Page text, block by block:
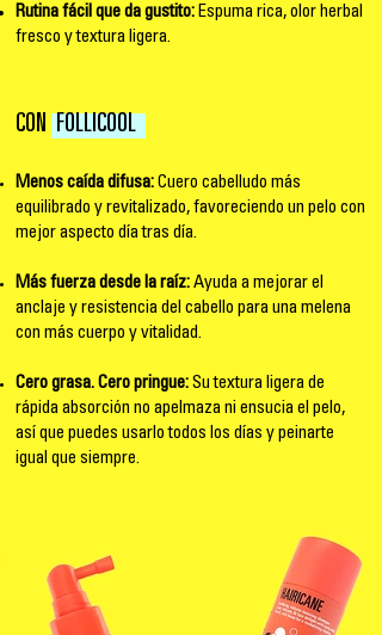
Rutina fácil que da gustito: Espuma rica, olor herbal
fresco y textura ligera.
CON FOLLICOOL
Menos caída difusa: Cuero cabelludo más
equilibrado y revitalizado, favoreciendo un pelo con
mejor aspecto día tras día.
Más fuerza desde la raíz: Ayuda a mejorar el
anclaje y resistencia del cabello para una melena
con más cuerpo y vitalidad.
Cero grasa. Cero pringue: Su textura ligera de
rápida absorción no apelmaza ni ensucia el pelo,
así que puedes usarlo todos los días y peinarte
igual que siempre.